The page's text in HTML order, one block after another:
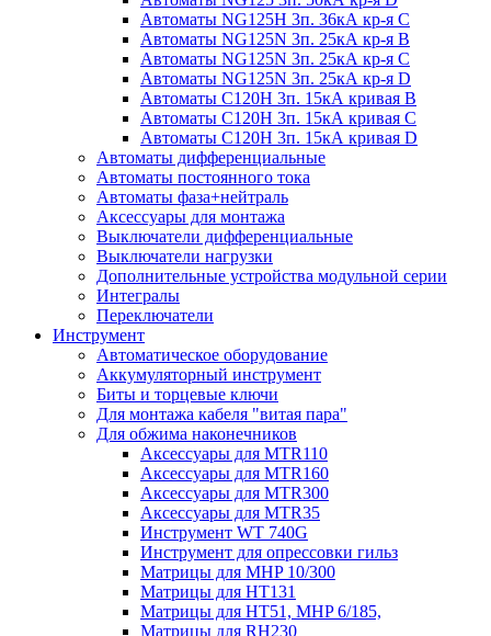
Автоматы NG125H 3п. 36кА кр-я C
Автоматы NG125N 3п. 25кА кр-я B
Автоматы NG125N 3п. 25кА кр-я C
Автоматы NG125N 3п. 25кА кр-я D
Автоматы С120Н 3п. 15кА кривая B
Автоматы С120Н 3п. 15кА кривая C
Автоматы С120Н 3п. 15кА кривая D
Автоматы дифференциальные
Автоматы постоянного тока
Автоматы фаза+нейтраль
Аксессуары для монтажа
Выключатели дифференциальные
Выключатели нагрузки
Дополнительные устройства модульной серии
Интегралы
Переключатели
Инструмент
Автоматическое оборудование
Аккумуляторный инструмент
Биты и торцевые ключи
Для монтажа кабеля "витая пара"
Для обжима наконечников
Аксессуары для MTR110
Аксессуары для MTR160
Аксессуары для MTR300
Аксессуары для MTR35
Инструмент WT 740G
Инструмент для опрессовки гильз
Матрицы для MHP 10/300
Матрицы для НТ131
Матрицы для НТ51, MHP 6/185,
Матрицы для RH230